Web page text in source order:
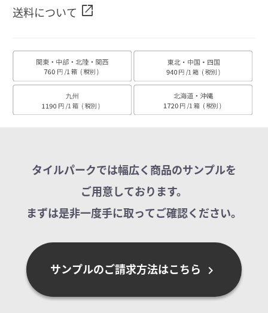
送料について open_in_new
タイルパークでは幅広く商品のサンプルを
ご用意しております。
まずは是非一度手に取ってご確認ください。
サンプルのご請求方法はこちら chevron_right